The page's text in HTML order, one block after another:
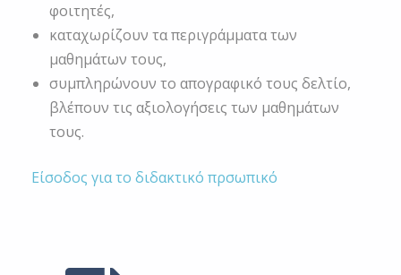
φοιτητές,
καταχωρίζουν τα περιγράμματα των
μαθημάτων τους,
συμπληρώνουν το απογραφικό τους δελτίο,
βλέπουν τις αξιολογήσεις των μαθημάτων
τους.
Είσοδος για το διδακτικό πρσωπικό